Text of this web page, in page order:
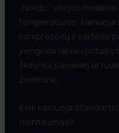
„Nordic“ serijos
temperatūros, kainuoja
kompresorių ir karterio
įrenginiai labiau
šildymui pavasarį ar
žemesnė.
Kiek kainuoja
montavimas?